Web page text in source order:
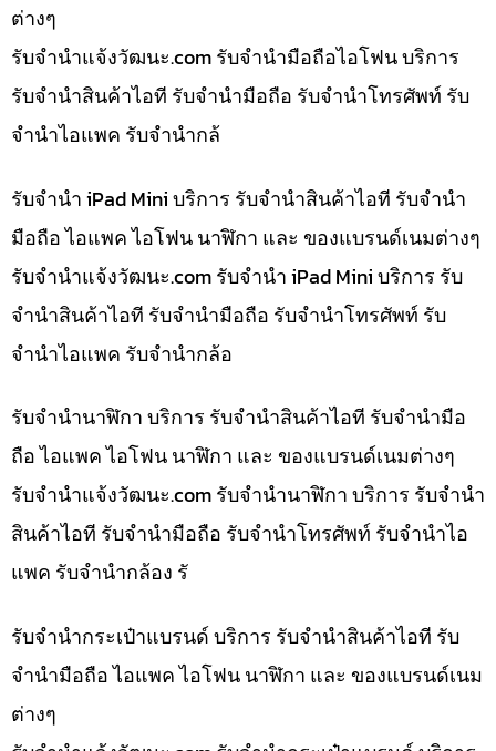
ต่างๆ
รับจํานําแจ้งวัฒนะ.com รับจำนำมือถือไอโฟน บริการ
รับจำนำสินค้าไอที รับจำนำมือถือ รับจำนำโทรศัพท์ รับ
จำนำไอแพค รับจำนำกล้
รับจำนำ iPad Mini บริการ รับจำนำสินค้าไอที รับจำนำ
มือถือ ไอแพค ไอโฟน นาฬิกา และ ของแบรนด์เนมต่างๆ
รับจํานําแจ้งวัฒนะ.com รับจำนำ iPad Mini บริการ รับ
จำนำสินค้าไอที รับจำนำมือถือ รับจำนำโทรศัพท์ รับ
จำนำไอแพค รับจำนำกล้อ
รับจำนำนาฬิกา บริการ รับจำนำสินค้าไอที รับจำนำมือ
ถือ ไอแพค ไอโฟน นาฬิกา และ ของแบรนด์เนมต่างๆ
รับจํานําแจ้งวัฒนะ.com รับจำนำนาฬิกา บริการ รับจำนำ
สินค้าไอที รับจำนำมือถือ รับจำนำโทรศัพท์ รับจำนำไอ
แพค รับจำนำกล้อง รั
รับจำนำกระเป๋าแบรนด์ บริการ รับจำนำสินค้าไอที รับ
จำนำมือถือ ไอแพค ไอโฟน นาฬิกา และ ของแบรนด์เนม
ต่างๆ